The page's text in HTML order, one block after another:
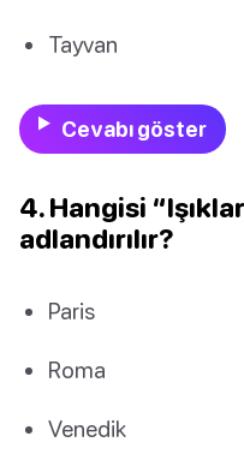
Tayvan
Cevabı göster
4. Hangisi
adlandırılır?
Paris
Roma
Venedik